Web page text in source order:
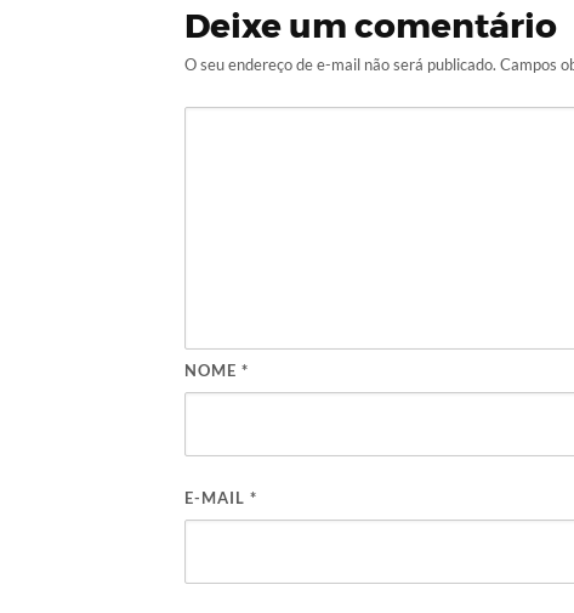
Deixe um comentário
O seu endereço de e-mail não será publicado. Campos
NOME *
E-MAIL *